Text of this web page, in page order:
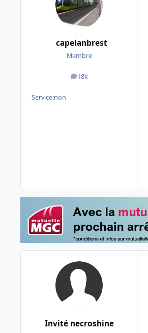
capelanbrest
Membre
18k
messages
Service:non
Invité necroshine